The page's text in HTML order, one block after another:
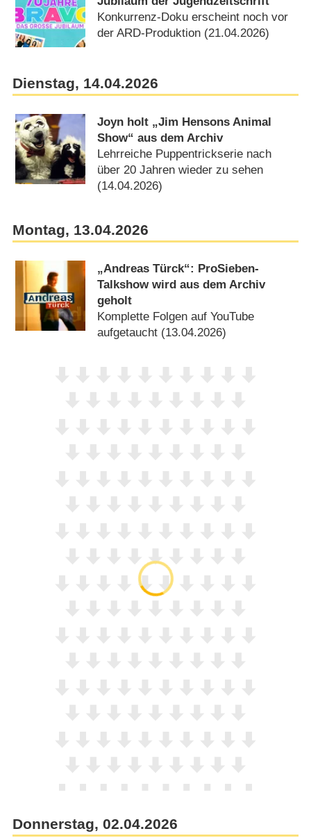
Konkurrenz-Doku erscheint noch vor
der ARD-Produktion (21.04.2026)
Dienstag, 14.04.2026
Joyn holt „Jim Hensons Animal
Show“ aus dem Archiv
Lehrreiche Puppentrickserie nach
über 20 Jahren wieder zu sehen
(14.04.2026)
Montag, 13.04.2026
„Andreas Türck“: ProSieben-
Talkshow wird aus dem Archiv
geholt
Komplette Folgen auf YouTube
aufgetaucht (13.04.2026)
Donnerstag, 02.04.2026